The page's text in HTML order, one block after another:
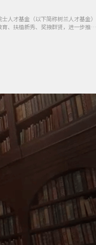
人才基金（以下简称树兰人才基金）
、扶植新秀、奖掖群贤，进一步推动